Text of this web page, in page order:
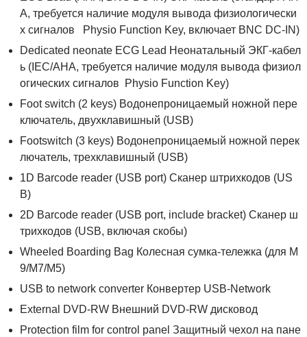
A, требуется наличие модуля вывода физиологически
х сигналов Physio Function Key, включает BNC DC-IN)
Dedicated neonate ECG Lead Неонатальный ЭКГ-кабел
ь (IEC/AHA, требуется наличие модуля вывода физиол
огических сигналов Physio Function Key)
Foot switch (2 keys) Водонепроницаемый ножной пере
ключатель, двухклавишный (USB)
Footswitch (3 keys) Водонепроницаемый ножной перек
лючатель, трехклавишный (USB)
1D Barcode reader (USB port) Сканер штрихкодов (US
B)
2D Barcode reader (USB port, include bracket) Сканер ш
трихкодов (USB, включая скобы)
Wheeled Boarding Bag Колесная сумка-тележка (для M
9/M7/M5)
USB to network converter Конвертер USB-Network
External DVD-RW Внешний DVD-RW дисковод
Protection film for control panel Защитный чехол на пане